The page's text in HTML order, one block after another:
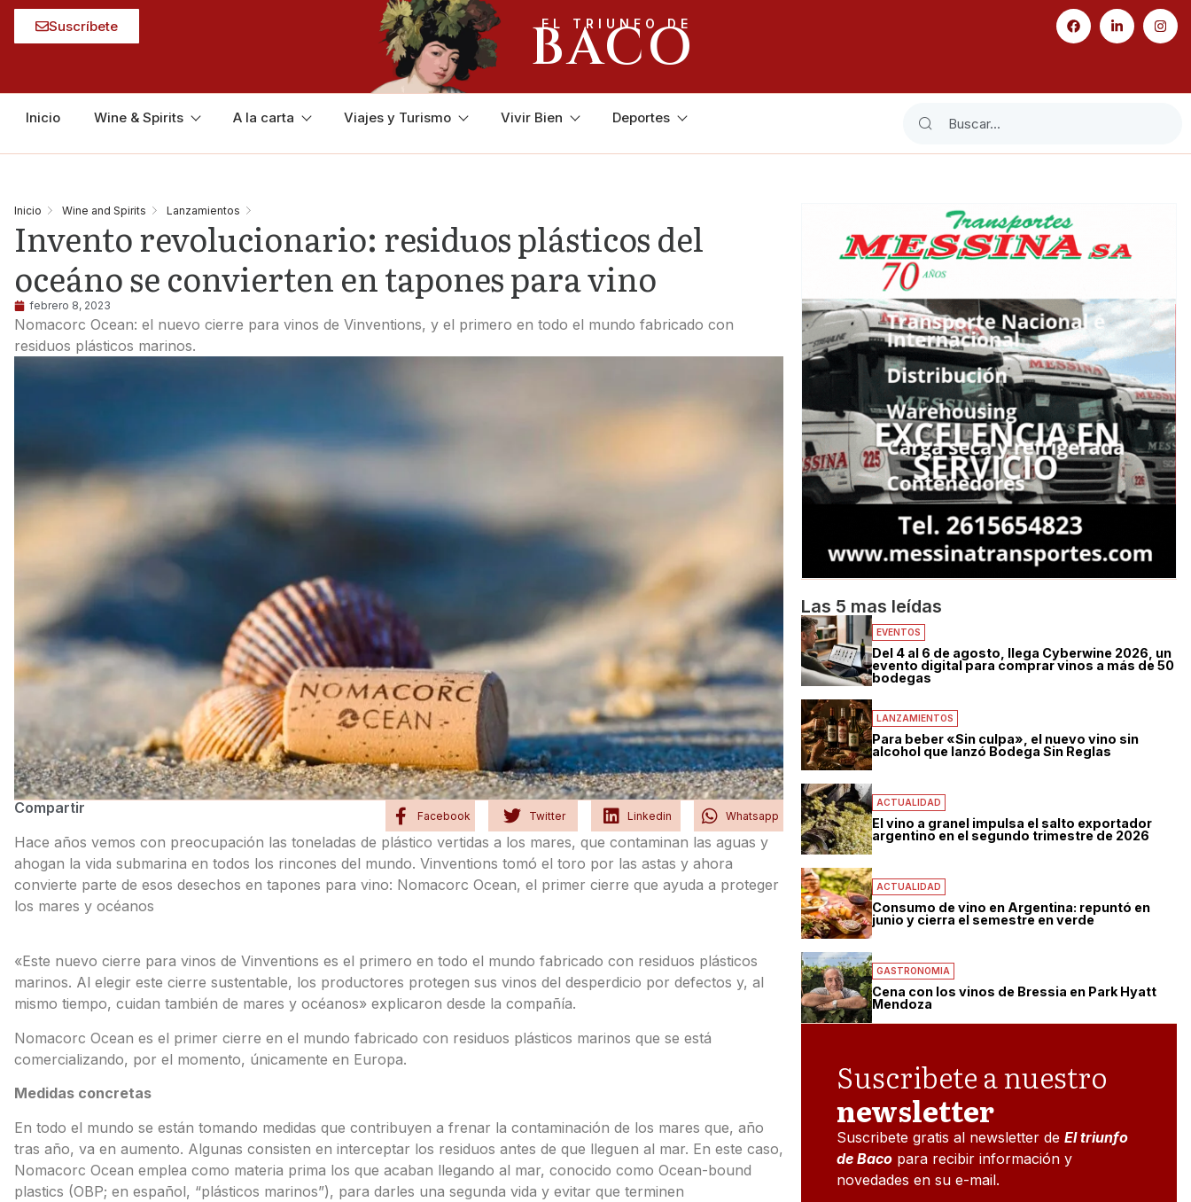
Suscríbete EL TRIUNFO DE
BACO
Inicio Wine & Spirits A la carta Viajes y Turismo Vivir Bien Deportes
Inicio Wine and Spirits Lanzamientos
Invento revolucionario: residuos plásticos del
oceáno se convierten en tapones para vino
febrero 8, 2023
Nomacorc Ocean: el nuevo cierre para vinos de Vinventions, y el primero en todo el mundo fabricado con
residuos plásticos marinos.
Compartir Facebook Twitter Linkedin Whatsapp
Hace años vemos con preocupación las toneladas de plástico vertidas a los mares, que contaminan las aguas y
ahogan la vida submarina en todos los rincones del mundo. Vinventions tomó el toro por las astas y ahora
convierte parte de esos desechos en tapones para vino: Nomacorc Ocean, el primer cierre que ayuda a proteger
los mares y océanos
«Este nuevo cierre para vinos de Vinventions es el primero en todo el mundo fabricado con residuos plásticos
marinos. Al elegir este cierre sustentable, los productores protegen sus vinos del desperdicio por defectos y, al
mismo tiempo, cuidan también de mares y océanos» explicaron desde la compañía.
Nomacorc Ocean es el primer cierre en el mundo fabricado con residuos plásticos marinos que se está
comercializando, por el momento, únicamente en Europa.
Medidas concretas
En todo el mundo se están tomando medidas que contribuyen a frenar la contaminación de los mares que, año
tras año, va en aumento. Algunas consisten en interceptar los residuos antes de que lleguen al mar. En este caso,
Nomacorc Ocean emplea como materia prima los que acaban llegando al mar, conocido como Ocean-bound
plastics (OBP; en español, “plásticos marinos”), para darles una segunda vida y evitar que terminen
Las 5 mas leídas
EVENTOS
Del 4 al 6 de agosto, llega Cyberwine 2026, un
evento digital para comprar vinos a más de 50
bodegas
LANZAMIENTOS
Para beber «Sin culpa», el nuevo vino sin
alcohol que lanzó Bodega Sin Reglas
ACTUALIDAD
El vino a granel impulsa el salto exportador
argentino en el segundo trimestre de 2026
ACTUALIDAD
Consumo de vino en Argentina: repuntó en
junio y cierra el semestre en verde
GASTRONOMIA
Cena con los vinos de Bressia en Park Hyatt
Mendoza
Suscribete a nuestro
newsletter
Suscribete gratis al newsletter deEl triunfo
de Baco para recibir información y
novedades en su e-mail.